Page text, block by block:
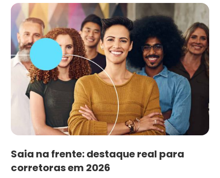
Saia na frente: destaque real para
corretoras em 2026